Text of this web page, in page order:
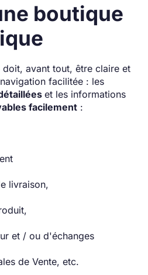
boutique
avant tout, être claire et
facilitée : les
et les informations
facilement :
livraison,
et / ou d'échanges
de Vente, etc.